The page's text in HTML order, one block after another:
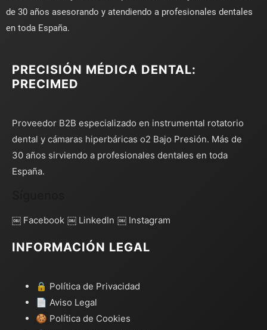
de 30 años asesorando y atendiendo a profesionales dentales
en toda España.
PRECISIÓN MÉDICA DENTAL:
PRECIMED
Proveedor B2B especializado en instrumental rotatorio
dental y cámaras hiperbáricas o2 Bajo Presión. Más de
30 años sirviendo a profesionales dentales en toda
España.
￼ Facebook ￼ LinkedIn ￼ Instagram
INFORMACIÓN LEGAL
🔒 Política de Privacidad
📄 Aviso Legal
🍪 Política de Cookies